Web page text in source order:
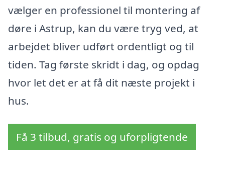
vælger en professionel til montering af
døre i Astrup, kan du være tryg ved, at
arbejdet bliver udført ordentligt og til
tiden. Tag første skridt i dag, og opdag
hvor let det er at få dit næste projekt i
hus.
Få 3 tilbud, gratis og uforpligtende